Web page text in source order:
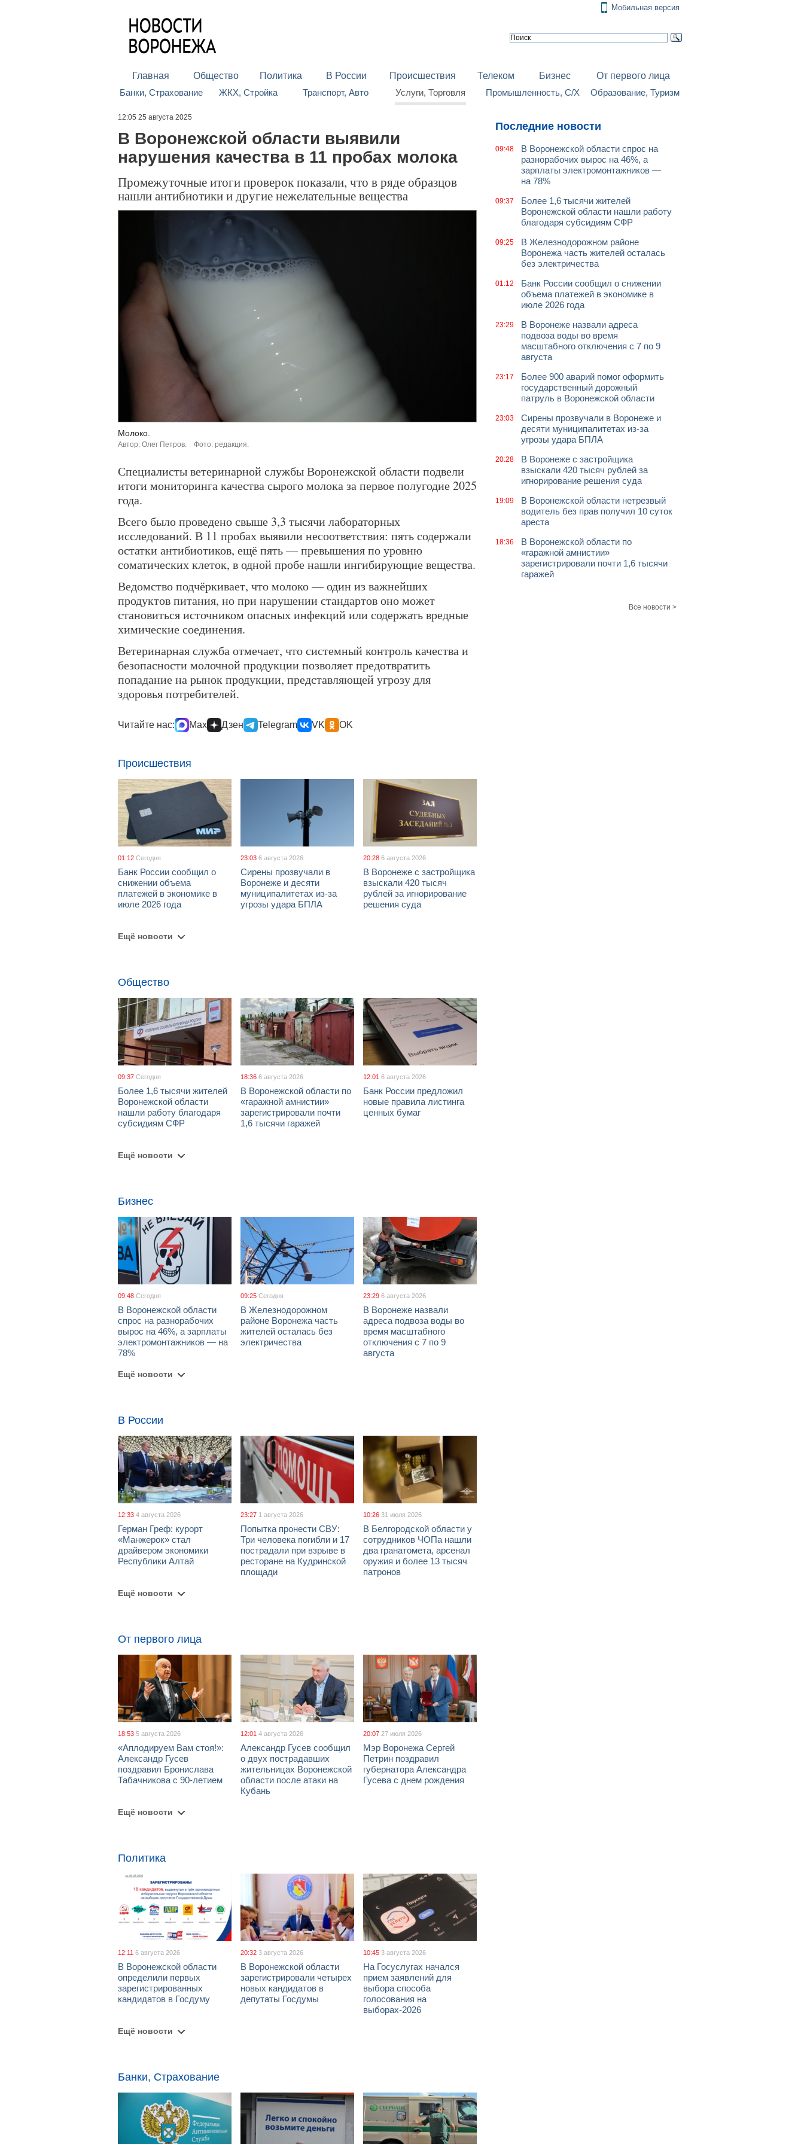
Мобильная версия
Главная Общество Политика В России Происшествия Телеком Бизнес
От первого лица
Банки, Страхование
ЖКХ, Стройка Транспорт, Авто Услуги, Торговля Промышленность, С/Х Образование, Туризм
12:05 25 августа 2025
В Воронежской области выявили
нарушения качества в 11 пробах молока
Промежуточные итоги проверок показали, что в ряде образцов
нашли антибиотики и другие нежелательные вещества
Молоко.
Автор: Олег Петров. Фото: редакция.
Специалисты ветеринарной службы Воронежской области подвели
итоги мониторинга качества сырого молока за первое полугодие 2025
года.
Всего было проведено свыше 3,3 тысячи лабораторных
исследований. В 11 пробах выявили несоответствия: пять содержали
остатки антибиотиков, ещё пять — превышения по уровню
соматических клеток, в одной пробе нашли ингибирующие вещества.
Ведомство подчёркивает, что молоко — один из важнейших
продуктов питания, но при нарушении стандартов оно может
становиться источником опасных инфекций или содержать вредные
химические соединения.
Ветеринарная служба отмечает, что системный контроль качества и
безопасности молочной продукции позволяет предотвратить
попадание на рынок продукции, представляющей угрозу для
здоровья потребителей.
Читайте нас: Max Дзен Telegram VK OK
Происшествия
01:12 Сегодня
Банк России сообщил о
снижении объема
платежей в экономике в
июле 2026 года
23:03 6 августа 2026
Сирены прозвучали в
Воронеже и десяти
муниципалитетах из-за
угрозы удара БПЛА
20:28 6 августа 2026
В Воронеже с застройщика
взыскали 420 тысяч
рублей за игнорирование
решения суда
Ещё новости
Общество
09:37 Сегодня
Более 1,6 тысячи жителей
Воронежской области
нашли работу благодаря
субсидиям СФР
18:36 6 августа 2026
В Воронежской области по
«гаражной амнистии»
зарегистрировали почти
1,6 тысячи гаражей
12:01 6 августа 2026
Банк России предложил
новые правила листинга
ценных бумаг
Ещё новости
Бизнес
09:48 Сегодня
В Воронежской области
спрос на разнорабочих
вырос на 46%, а зарплаты
электромонтажников — на
78%
09:25 Сегодня
В Железнодорожном
районе Воронежа часть
жителей осталась без
электричества
23:29 6 августа 2026
В Воронеже назвали
адреса подвоза воды во
время масштабного
отключения с 7 по 9
августа
Ещё новости
В России
12:33 4 августа 2026
Герман Греф: курорт
«Манжерок» стал
драйвером экономики
Республики Алтай
23:27 1 августа 2026
Попытка пронести СВУ:
Три человека погибли и 17
пострадали при взрыве в
ресторане на Кудринской
площади
10:26 31 июля 2026
В Белгородской области у
сотрудников ЧОПа нашли
два гранатомета, арсенал
оружия и более 13 тысяч
патронов
Ещё новости
От первого лица
18:53 5 августа 2026
«Аплодируем Вам стоя!»:
Александр Гусев
поздравил Бронислава
Табачникова с 90-летием
12:01 4 августа 2026
Александр Гусев сообщил
о двух пострадавших
жительницах Воронежской
области после атаки на
Кубань
20:07 27 июля 2026
Мэр Воронежа Сергей
Петрин поздравил
губернатора Александра
Гусева с днем рождения
Ещё новости
Политика
12:11 6 августа 2026
В Воронежской области
определили первых
зарегистрированных
кандидатов в Госдуму
20:32 3 августа 2026
В Воронежской области
зарегистрировали четырех
новых кандидатов в
депутаты Госдумы
10:45 3 августа 2026
На Госуслугах начался
прием заявлений для
выбора способа
голосования на
выборах-2026
Ещё новости
Банки, Страхование
Последние новости
09:48
В Воронежской области спрос на
разнорабочих вырос на 46%, а
зарплаты электромонтажников —
на 78%
09:37
Более 1,6 тысячи жителей
Воронежской области нашли работу
благодаря субсидиям СФР
09:25
В Железнодорожном районе
Воронежа часть жителей осталась
без электричества
01:12
Банк России сообщил о снижении
объема платежей в экономике в
июле 2026 года
23:29
В Воронеже назвали адреса
подвоза воды во время
масштабного отключения с 7 по 9
августа
23:17
Более 900 аварий помог оформить
государственный дорожный
патруль в Воронежской области
23:03
Сирены прозвучали в Воронеже и
десяти муниципалитетах из-за
угрозы удара БПЛА
20:28
В Воронеже с застройщика
взыскали 420 тысяч рублей за
игнорирование решения суда
19:09
В Воронежской области нетрезвый
водитель без прав получил 10 суток
ареста
18:36
В Воронежской области по
«гаражной амнистии»
зарегистрировали почти 1,6 тысячи
гаражей
Все новости >